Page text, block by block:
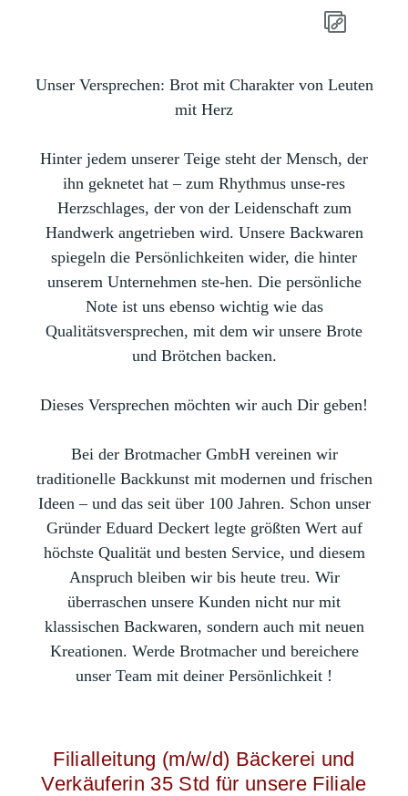
Unser Versprechen: Brot mit Charakter von Leuten
mit Herz
Hinter jedem unserer Teige steht der Mensch, der
ihn geknetet hat – zum Rhythmus unse-res
Herzschlages, der von der Leidenschaft zum
Handwerk angetrieben wird. Unsere Backwaren
spiegeln die Persönlichkeiten wider, die hinter
unserem Unternehmen ste-hen. Die persönliche
Note ist uns ebenso wichtig wie das
Qualitätsversprechen, mit dem wir unsere Brote
und Brötchen backen.
Dieses Versprechen möchten wir auch Dir geben!
Bei der Brotmacher GmbH vereinen wir
traditionelle Backkunst mit modernen und frischen
Ideen – und das seit über 100 Jahren. Schon unser
Gründer Eduard Deckert legte größten Wert auf
höchste Qualität und besten Service, und diesem
Anspruch bleiben wir bis heute treu. Wir
überraschen unsere Kunden nicht nur mit
klassischen Backwaren, sondern auch mit neuen
Kreationen. Werde Brotmacher und bereichere
unser Team mit deiner Persönlichkeit !
Filialleitung (m/w/d) Bäckerei und
Verkäuferin 35 Std für unsere Filiale